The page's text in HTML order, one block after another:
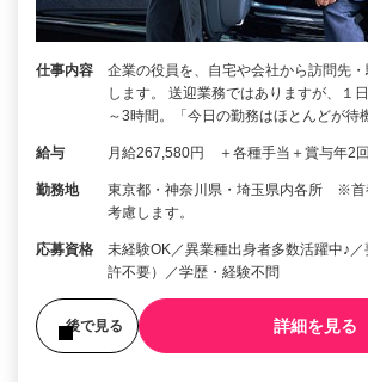
仕事内容
企業の役員を、自宅や会社から訪問先
します。 送迎業務ではありますが、１
～3時間。「今日の勤務はほとんどが待
給与 月給267,580円 ＋各種手当＋賞与年2回
勤務地
東京都・神奈川県・埼玉県内各所 ※首
考慮します。
応募資格
未経験OK／異業種出身者多数活躍中♪
許不要）／学歴・経験不問
後で見る 詳細を見る